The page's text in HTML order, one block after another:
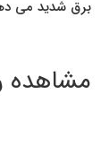
برق شدید می
مشاهده